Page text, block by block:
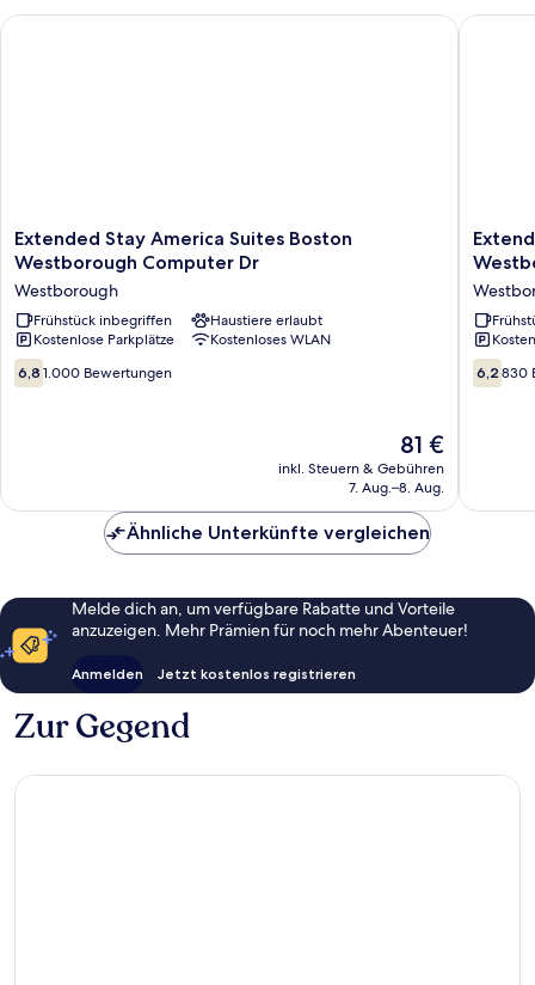
Extended
Stay
Suites
Boston
Westborough
Computer
Dr
Extended Stay America Suites Boston
Westborough Computer Dr
Westborough
Frühstück inbegriffen
Haustiere erlaubt
Kostenlose Parkplätze
Kostenloses WLAN
6.8
von
6,8 1.000 Bewertungen
Der
Preis
beträgt
81 €
inkl. Steuern & Gebühren
7. Aug.–8. Aug.
Extended Stay America Suites Boston Westborough
Stay
Suites
Boston
Rd
6.2
von
6,2 830
Ähnliche Unterkünfte vergleichen
Melde dich an, um verfügbare Rabatte und Vorteile
anzuzeigen. Mehr Prämien für noch mehr Abenteuer!
Anmelden Jetzt kostenlos registrieren
Zur Gegend